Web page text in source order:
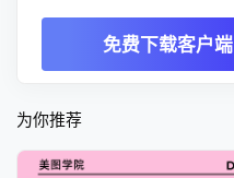
免费下载客户端
为你推荐